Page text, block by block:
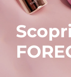
FAQ™ Pure
English
Français
Polski